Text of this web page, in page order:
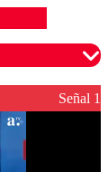
un
Señal 1